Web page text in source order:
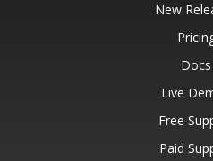
New
Docs
Live
Free
Paid